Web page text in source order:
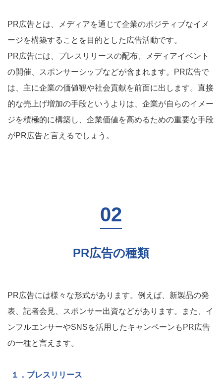
PR広告とは、メディアを通じて企業のポジティブなイメ
ージを構築することを目的とした広告活動です。
PR広告には、プレスリリースの配布、メディアイベント
の開催、スポンサーシップなどが含まれます。PR広告で
は、主に企業の価値観や社会貢献を前面に出します。直接
的な売上げ増加の手段というよりは、企業が自らのイメー
ジを積極的に構築し、企業価値を高めるための重要な手段
がPR広告と言えるでしょう。
PR広告の種類
PR広告には様々な形式があります。例えば、新製品の発
表、記者会見、スポンサー出資などがあります。また、イ
ンフルエンサーやSNSを活用したキャンペーンもPR広告
の一種と言えます。
１．プレスリリース